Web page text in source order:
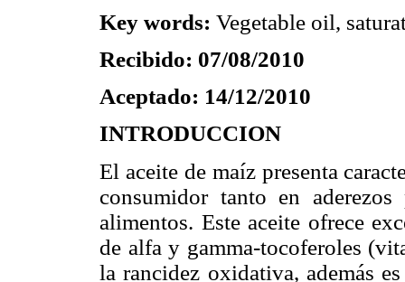
Key words: Vegetable oil,
Recibido: 07/08/2010
Aceptado: 14/12/2010
INTRODUCCION
El aceite de maíz presenta
consumidor tanto en
alimentos. Este aceite ofrece
de alfa y gamma-tocoferoles
la rancidez oxidativa, además